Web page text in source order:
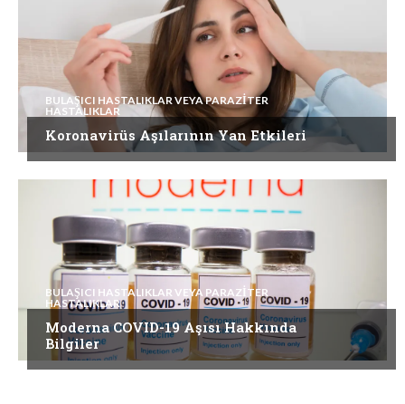
BULAŞICI HASTALIKLAR VEYA PARAZITER
HASTALIKLAR
Koronavirüs Aşılarının Yan Etkileri
BULAŞICI HASTALIKLAR VEYA PARAZITER
HASTALIKLAR
Moderna COVID-19 Aşısı Hakkında
Bilgiler